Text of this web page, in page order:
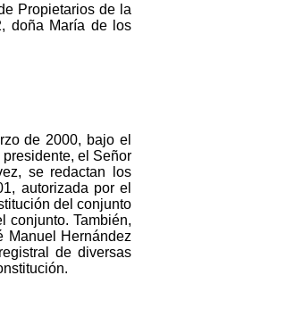
Propietarios de la
doña María de los
de 2000, bajo el
el Señor
se redactan los
autorizada por el
del conjunto
conjunto. También,
Manuel Hernández
de diversas